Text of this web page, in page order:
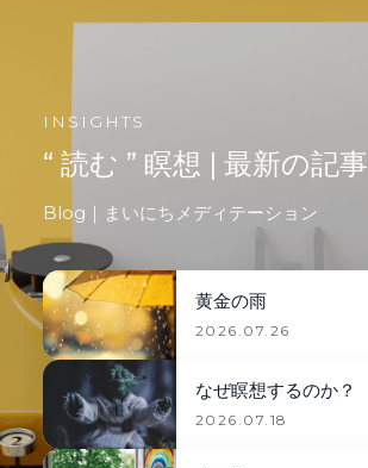
INSIGHTS
“ 読む ” 瞑想 | 最新の記事
Blog｜まいにちメディテーション
黄金の雨
2026.07.26
なぜ瞑想するのか？
2026.07.18